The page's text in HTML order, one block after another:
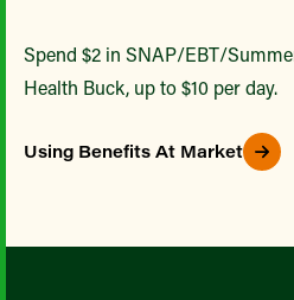
Spend $2 in SNAP/EBT/
Health Buck, up to $10 per day.
Using Benefits At Market